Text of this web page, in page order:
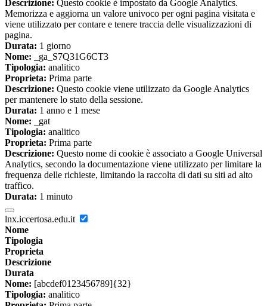
Descrizione: Questo cookie è impostato da Google Analytics.
Memorizza e aggiorna un valore univoco per ogni pagina visitata e
viene utilizzato per contare e tenere traccia delle visualizzazioni di
pagina.
Durata: 1 giorno
Nome: _ga_S7Q31G6CT3
Tipologia: analitico
Proprieta: Prima parte
Descrizione: Questo cookie viene utilizzato da Google Analytics
per mantenere lo stato della sessione.
Durata: 1 anno e 1 mese
Nome: _gat
Tipologia: analitico
Proprieta: Prima parte
Descrizione: Questo nome di cookie è associato a Google Universal
Analytics, secondo la documentazione viene utilizzato per limitare la
frequenza delle richieste, limitando la raccolta di dati su siti ad alto
traffico.
Durata: 1 minuto
lnx.iccertosa.edu.it
Nome
Tipologia
Proprieta
Descrizione
Durata
Nome: [abcdef0123456789]{32}
Tipologia: analitico